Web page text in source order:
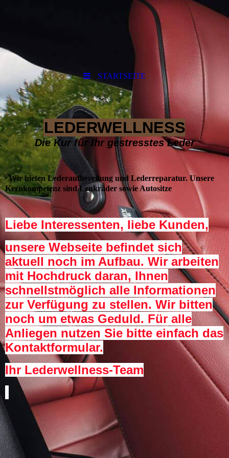
STARTSEITE
LEDERWELLNESS
Die Kur für Ihr gestresstes Leder
Wir bieten Lederaufbereitung und Lederreparatur. Unsere
Kernkompetenz sind Lenkräder sowie Autositze
Liebe Interessenten, liebe Kunden,
unsere Webseite befindet sich
aktuell noch im Aufbau. Wir arbeiten
mit Hochdruck daran, Ihnen
schnellstmöglich alle Informationen
zur Verfügung zu stellen. Wir bitten
noch um etwas Geduld. Für alle
Anliegen nutzen Sie bitte einfach das
Kontaktformular.
Ihr Lederwellness-Team